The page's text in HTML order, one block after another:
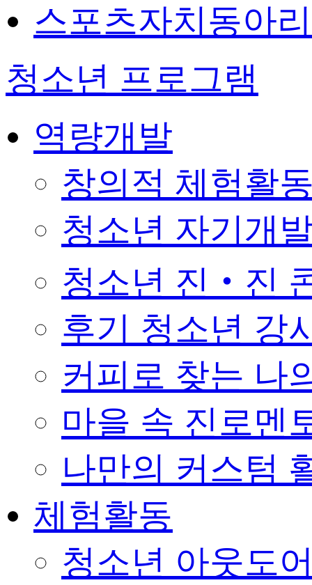
스포츠자치동아리
청소년 프로그램
역량개발
창의적 체험활
청소년 자기개
청소년 진‧진
후기 청소년 강
커피로 찾는 나
마을 속 진로멘
나만의 커스텀
체험활동
청소년 아웃도